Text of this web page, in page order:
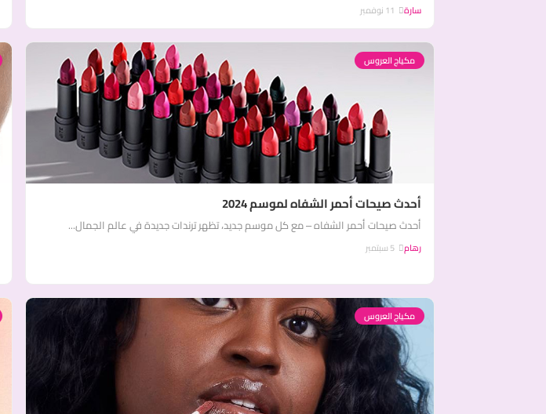
سارة
مكياج العروس
أحدث صيحات أحمر الشفاه لموسم 2024
أحدث صيحات أحمر الشفاه – مع كل موسم جديد، تظهر ترندات جديدة في عالم الجمال...
رهام
مكياج العروس